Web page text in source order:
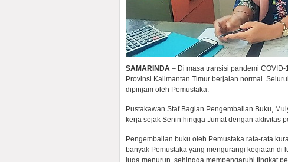
SAMARINDA – Di masa transisi pandemi
Provinsi Kalimantan Timur berjalan normal.
dipinjam oleh Pemustaka.
Pustakawan Staf Bagian Pengembalian Buku,
kerja sejak Senin hingga Jumat dengan aktivitas
Pengembalian buku oleh Pemustaka rata-rata
banyak Pemustaka yang mengurangi kegiatan di
juga menurun, sehingga mempengaruhi tingkat